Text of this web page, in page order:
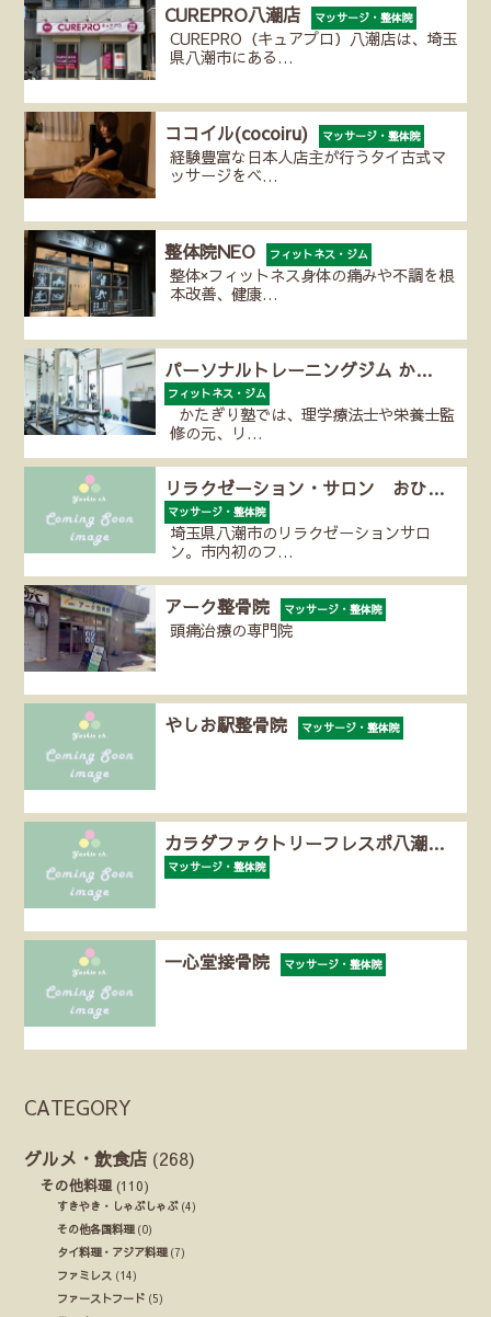
CUREPRO八潮店 マッサージ・整体院
CUREPRO（キュアプロ）八潮店は、埼玉
県八潮市にある…
ココイル(cocoiru) マッサージ・整体院
経験豊富な日本人店主が行うタイ古式マ
ッサージをベ…
整体院NEO フィットネス・ジム
整体×フィットネス身体の痛みや不調を根
本改善、健康…
パーソナルトレーニングジム か…
フィットネス・ジム
かたぎり塾では、理学療法士や栄養士監
修の元、リ…
リラクゼーション・サロン おひ…
マッサージ・整体院
埼玉県八潮市のリラクゼーションサロ
ン。市内初のフ…
アーク整骨院 マッサージ・整体院
頭痛治療の専門院
やしお駅整骨院 マッサージ・整体院
カラダファクトリーフレスポ八潮…
マッサージ・整体院
一心堂接骨院 マッサージ・整体院
CATEGORY
グルメ・飲食店 (268)
その他料理 (110)
すきやき・しゃぶしゃぶ(4)
その他各国料理(0)
タイ料理・アジア料理(7)
ファミレス (14)
ファーストフード (5)